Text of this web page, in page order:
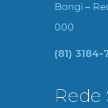
Bongi –
000
(81) 3184-
Rede